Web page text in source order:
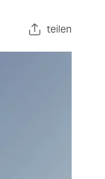
teilen